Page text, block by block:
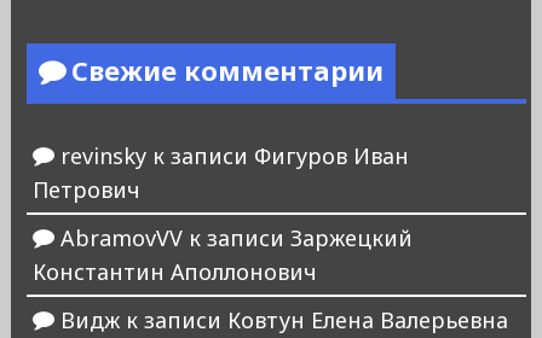
Свежие комментарии
revinskyк записи Фигуров Иван
Петрович
AbramovVVк записи Заржецкий
Константин Аполлонович
Виджк записи Ковтун Елена Валерьевна